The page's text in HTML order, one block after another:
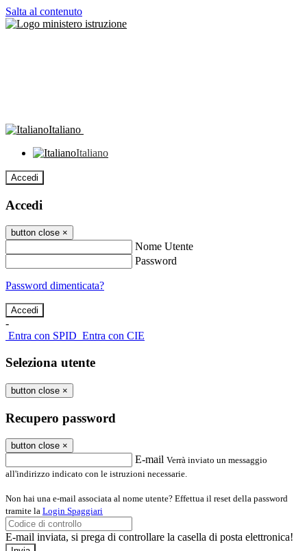
Salta al contenuto
Italiano
Italiano
Accedi
Accedi
button close ×
Nome Utente
Password
Password dimenticata?
-
Entra con SPID Entra con CIE
Seleziona utente
button close ×
Recupero password
button close ×
E-mail Verrà inviato un messaggio
all'indirizzo indicato con le istruzioni necessarie.
Non hai una e-mail associata al nome utente? Effettua il reset della password
tramite la Login Spaggiari
E-mail inviata, si prega di controllare la casella di posta elettronica!